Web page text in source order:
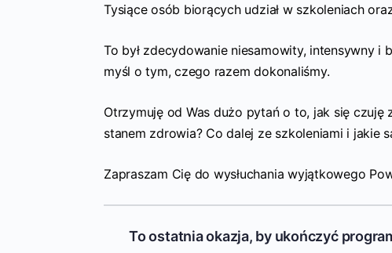
Tysiące osób biorących udział w szkoleniach
To był zdecydowanie niesamowity, intensywny
myśl o tym, czego razem dokonaliśmy.
Otrzymuję od Was dużo pytań o to, jak się
stanem zdrowia? Co dalej ze szkoleniami i jakie
Zapraszam Cię do wysłuchania wyjątkowego
To ostatnia okazja, by ukończyć